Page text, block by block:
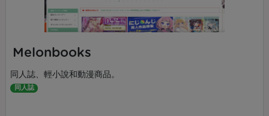
Melonbooks
同人誌、輕小說和動漫商品。
同人誌